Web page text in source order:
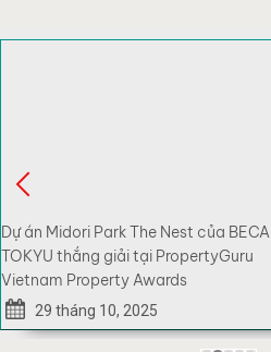
Cập nhật tiến độ xây dựng The Nest
Dương tháng 04.2026
01 tháng 04, 2026